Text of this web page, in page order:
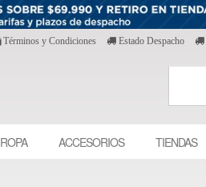
Términos y Condiciones Estado Despacho
ROPA ACCESORIOS TIENDAS